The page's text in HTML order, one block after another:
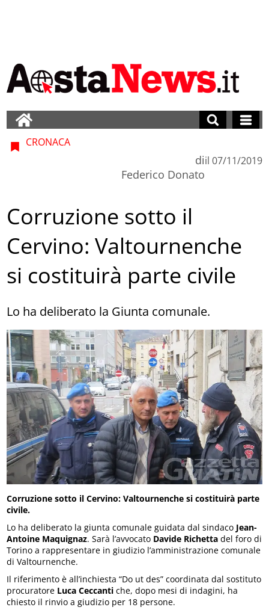
CRONACA
di
Federico Donato
il 07/11/2019
Corruzione sotto il
Cervino: Valtournenche
si costituirà parte civile
Lo ha deliberato la Giunta comunale.
Corruzione sotto il Cervino: Valtournenche si costituirà parte
civile.
Lo ha deliberato la giunta comunale guidata dal sindaco Jean-
Antoine Maquignaz. Sarà l’avvocato Davide Richetta del foro di
Torino a rappresentare in giudizio l’amministrazione comunale
di Valtournenche.
Il riferimento è all’inchiesta “Do ut des” coordinata dal sostituto
procuratore Luca Ceccanti che, dopo mesi di indagini, ha
chiesto il rinvio a giudizio per 18 persone.